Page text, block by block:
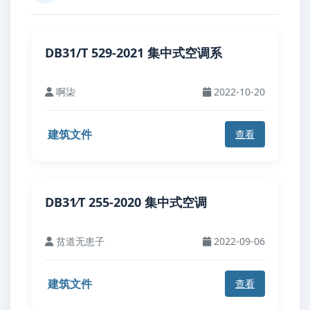
DB31/T 529-2021 集中式空调系
啊柒 2022-10-20
建筑文件 查看
DB31∕T 255-2020 集中式空调
贫道无患子 2022-09-06
建筑文件 查看